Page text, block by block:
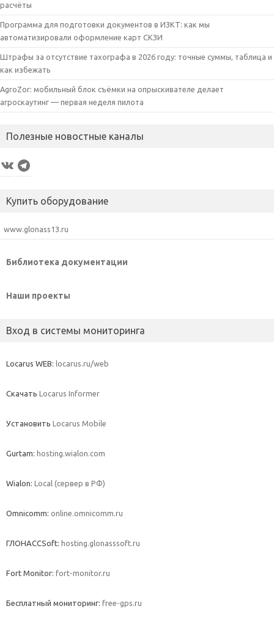
расчёты
Программа для подготовки документов в ИЗКТ: как мы
автоматизировали оформление карт СКЗИ
Штрафы за отсутствие тахографа в 2026 году: точные суммы, таблица и
как избежать
AgroZor: мобильный блок съёмки на опрыскивателе делает
агроскаутинг — первая неделя пилота
Полезные новостные каналы
VK Telegram
Купить оборудование
www.glonass13.ru
Библиотека документации
Наши проекты
Вход в системы мониторинга
Locarus WEB: locarus.ru/web
Скачать Locarus Informer
Установить Locarus Mobile
Gurtam: hosting.wialon.com
Wialon: Local (сервер в РФ)
Omnicomm: online.omnicomm.ru
ГЛОНАССSoft: hosting.glonasssoft.ru
Fort Monitor: fort-monitor.ru
Бесплатный мониторинг: free-gps.ru